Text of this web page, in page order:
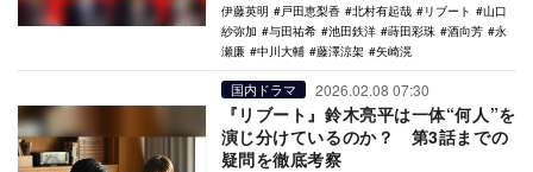
伊藤英明
戸田恵梨香 北村有起哉 リブート
山口
紗弥加
与田祐希 池田鉄洋 蒔田彩珠 酒向芳
永
瀬廉
中川大輔 藤澤涼架 矢崎滉
国内ドラマ 2026.02.08 07:30
『リブート』鈴木亮平は一体“何人”を
演じ分けているのか？ 第3話までの
疑問を徹底考察